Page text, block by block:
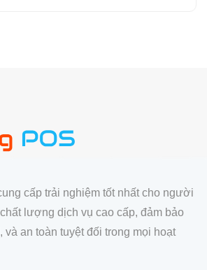
cấp trải nghiệm tốt nhất cho người
lượng dịch vụ cao cấp, đảm bảo
an toàn tuyệt đối trong mọi hoạt